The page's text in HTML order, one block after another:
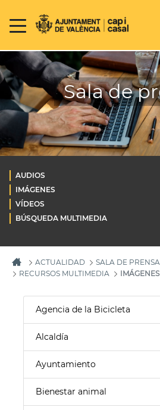
Sala de
AUDIOS
IMÁGENES
VÍDEOS
BÚSQUEDA MULTIMEDIA
ACTUALIDAD
SALA DE PRENSA
RECURSOS MULTIMEDIA
IMÁGENES
Agencia de la Bicicleta
Alcaldía
Ayuntamiento
Bienestar animal